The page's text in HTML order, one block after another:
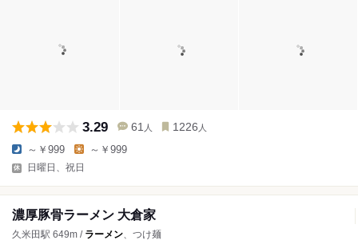
3.29 61 人 1226 人
～￥999 ～￥999
日曜日、祝日
濃厚豚骨ラーメン 大倉家
久米田駅 649m / ラーメン、つけ麺